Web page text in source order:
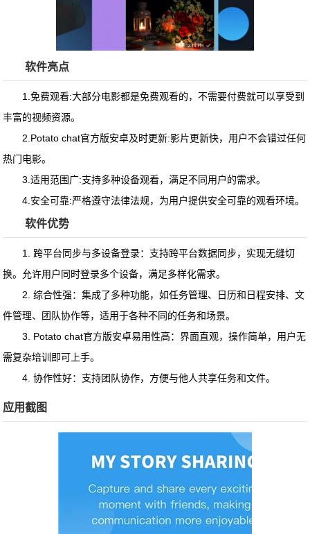
软件亮点
1.免费观看:大部分电影都是免费观看的，不需要付费就可以享受到
丰富的视频资源。
2.Potato chat官方版安卓及时更新:影片更新快，用户不会错过任何
热门电影。
3.适用范围广:支持多种设备观看，满足不同用户的需求。
4.安全可靠:严格遵守法律法规，为用户提供安全可靠的观看环境。
软件优势
1. 跨平台同步与多设备登录：支持跨平台数据同步，实现无缝切
换。允许用户同时登录多个设备，满足多样化需求。
2. 综合性强：集成了多种功能，如任务管理、日历和日程安排、文
件管理、团队协作等，适用于各种不同的任务和场景。
3. Potato chat官方版安卓易用性高：界面直观，操作简单，用户无
需复杂培训即可上手。
4. 协作性好：支持团队协作，方便与他人共享任务和文件。
应用截图